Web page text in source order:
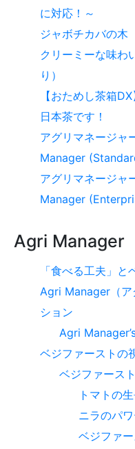
に対応！～
ジャボチカバの木
クリーミーな味
り）
【おためし茶箱
日本茶です！
アグリマネージャ
Manager
アグリマネージャ
Manager
Agri Manager
「食べる工夫」と
Agri Manager（ア
ション
Agri
ベジファーストの
ベジファース
トマトの
ニラのパ
ベジファ